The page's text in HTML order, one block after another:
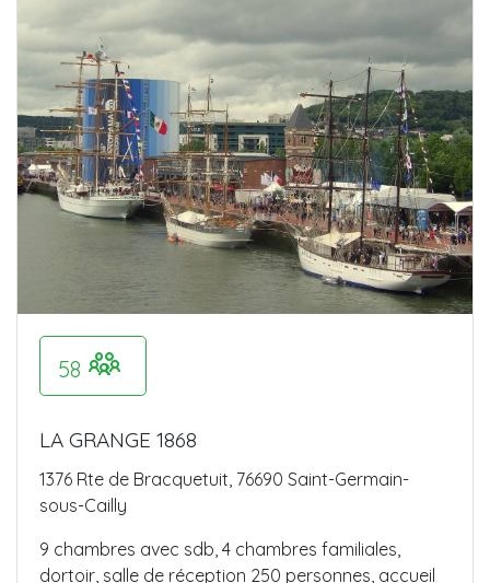
58
LA GRANGE 1868
1376 Rte de Bracquetuit, 76690 Saint-Germain-
sous-Cailly
9 chambres avec sdb, 4 chambres familiales,
dortoir, salle de réception 250 personnes, accueil